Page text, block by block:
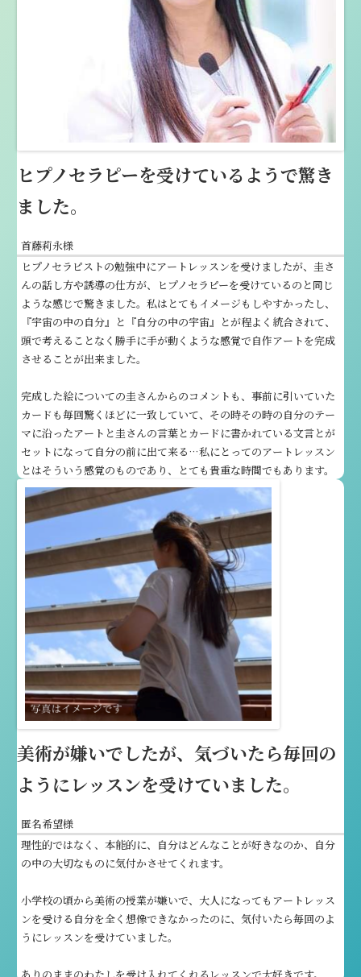
ヒプノセラピーを受けているようで驚き
ました。
首藤莉永様
ヒプノセラピストの勉強中にアートレッスンを受けましたが、圭さ
んの話し方や誘導の仕方が、ヒプノセラピーを受けているのと同じ
ような感じで驚きました。私はとてもイメージもしやすかったし、
『宇宙の中の自分』と『自分の中の宇宙』とが程よく統合されて、
頭で考えることなく勝手に手が動くような感覚で自作アートを完成
させることが出来ました。
完成した絵についての圭さんからのコメントも、事前に引いていた
カードも毎回驚くほどに一致していて、その時その時の自分のテー
マに沿ったアートと圭さんの言葉とカードに書かれている文言とが
セットになって自分の前に出て来る…私にとってのアートレッスン
とはそういう感覚のものであり、とても貴重な時間でもあります。
美術が嫌いでしたが、気づいたら毎回の
ようにレッスンを受けていました。
匿名希望様
理性的ではなく、本能的に、自分はどんなことが好きなのか、自分
の中の大切なものに気付かさせてくれます。
小学校の頃から美術の授業が嫌いで、大人になってもアートレッス
ンを受ける自分を全く想像できなかったのに、気付いたら毎回のよ
うにレッスンを受けていました。
ありのままのわたしを受け入れてくれるレッスンで大好きです。